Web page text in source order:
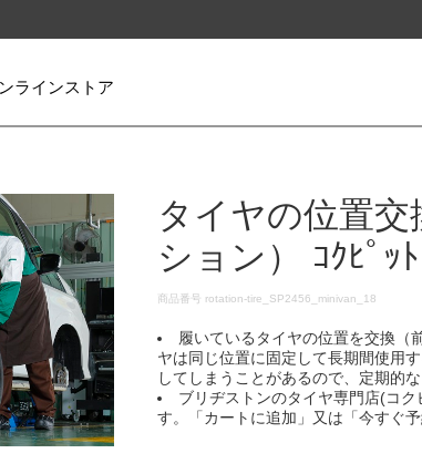
ラインストア
タイヤの位置
ション） ｺｸﾋﾟｯ
DETAILS
商品番号 rotation-tire_SP2456_minivan_18
履いているタイヤの位置を交換（
ヤは同じ位置に固定して長期間使用
してしまうことがあるので、定期的
ブリヂストンのタイヤ専門店(コ
す。「カートに追加」又は「今すぐ